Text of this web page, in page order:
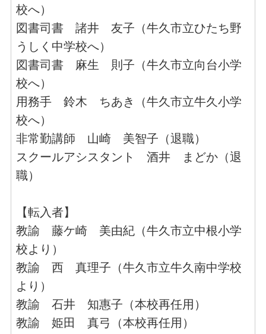
校へ）
図書司書 諸井 友子（牛久市立ひたち野
うしく中学校へ）
図書司書 麻生 則子（牛久市立向台小学
校へ）
用務手 鈴木 ちあき（牛久市立牛久小学
校へ）
非常勤講師 山崎 美智子（退職）
スクールアシスタント 酒井 まどか（退
職）
【転入者】
教諭 藤ケ崎 美由紀（牛久市立中根小学
校より）
教諭 西 真理子（牛久市立牛久南中学校
より）
教諭 石井 知惠子（本校再任用）
教諭 姫田 真弓（本校再任用）